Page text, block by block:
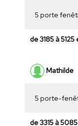
5 porte
de 3185 à 5125
Mathilde
5 porte-
de 3315 à